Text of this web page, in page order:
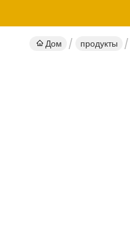
Дом продукты